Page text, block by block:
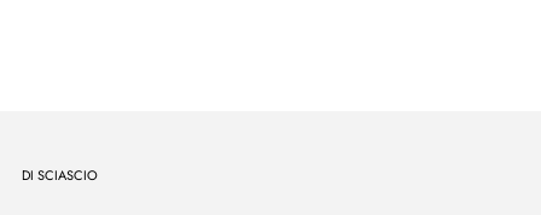
DI SCIASCIO